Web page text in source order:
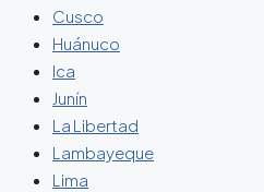
Cusco
Huánuco
Ica
Junín
La Libertad
Lambayeque
Lima